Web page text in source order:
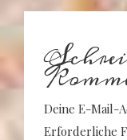
Deine E-Mail-
Erforderliche